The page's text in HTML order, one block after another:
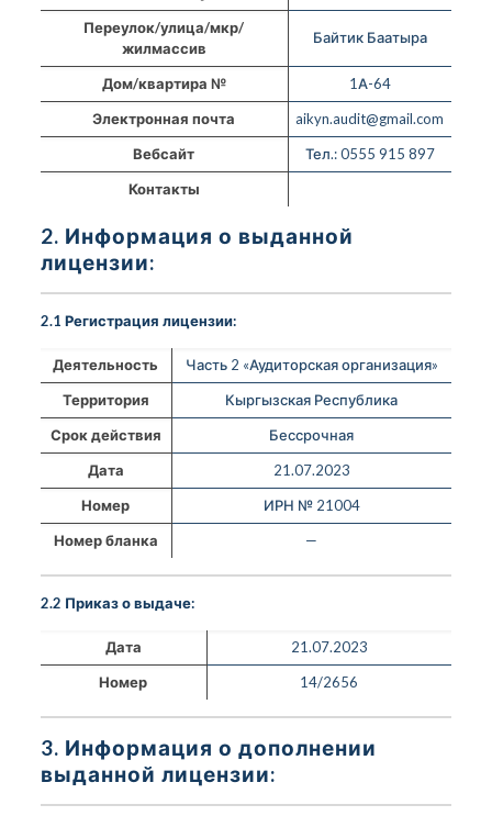
Переулок/улица/мкр/
жилмассив
Байтик Баатыра
Дом/квартира №
1А-64
Электронная почта
aikyn.audit@gmail.com
Вебсайт
Тел.: 0555 915 897
Контакты
2. Информация о выданной
лицензии:
2.1 Регистрация лицензии:
Деятельность
Часть 2 «Аудиторская организация»
Территория
Кыргызская Республика
Срок действия
Бессрочная
Дата
21.07.2023
Номер
ИРН № 21004
Номер бланка
—
2.2 Приказ о выдаче:
Дата
21.07.2023
Номер
14/2656
3. Информация о дополнении
выданной лицензии: